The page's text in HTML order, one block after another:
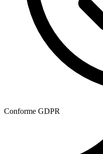
Conforme GDPR